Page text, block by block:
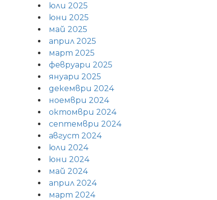
юли 2025
юни 2025
май 2025
април 2025
март 2025
февруари 2025
януари 2025
декември 2024
ноември 2024
октомври 2024
септември 2024
август 2024
юли 2024
юни 2024
май 2024
април 2024
март 2024